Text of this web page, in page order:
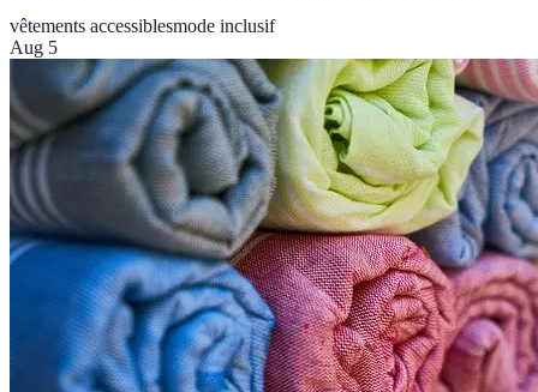
vêtements accessiblesmode inclusif
Aug 5